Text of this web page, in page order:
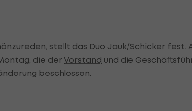
stellt das Duo Jauk/Schicker fest.
die derVorstand und die
beschlossen.